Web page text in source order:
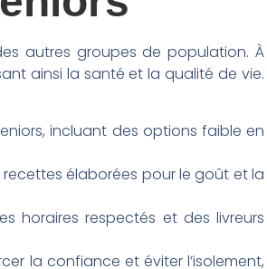
autres groupes de population. À
ainsi la santé et la qualité de vie.
incluant des options faible en
élaborées pour le goût et la
horaires respectés et des livreurs
la confiance et éviter l’isolement,